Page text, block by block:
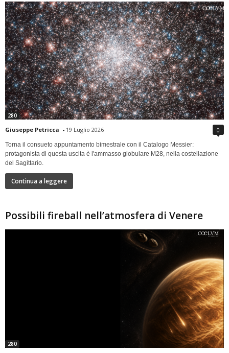
280
Giuseppe Petricca - 19 Luglio 2026 0
Torna il consueto appuntamento bimestrale con il Catalogo Messier:
protagonista di questa uscita è l'ammasso globulare M28, nella costellazione
del Sagittario.
Continua a leggere
Possibili fireball nell’atmosfera di Venere
280